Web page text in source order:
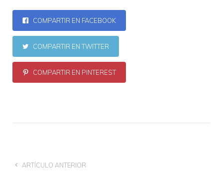
COMPARTIR EN FACEBOOK
COMPARTIR EN TWITTER
COMPARTIR EN PINTEREST
ARTÍCULO ANTERIOR